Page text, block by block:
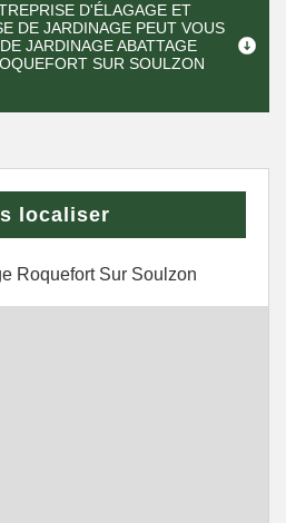
D'ÉLAGAGE ET
DE JARDINAGE PEUT VOUS
JARDINAGE ABATTAGE
SUR SOULZON
localiser
Roquefort Sur Soulzon